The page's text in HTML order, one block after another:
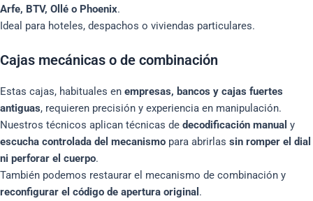
Arfe, BTV, Ollé o Phoenix.
Ideal para hoteles, despachos o viviendas particulares.
Cajas mecánicas o de combinación
Estas cajas, habituales en empresas, bancos y cajas fuertes
antiguas, requieren precisión y experiencia en manipulación.
Nuestros técnicos aplican técnicas de decodificación manual y
escucha controlada del mecanismo para abrirlas sin romper el dial
ni perforar el cuerpo.
También podemos restaurar el mecanismo de combinación y
reconfigurar el código de apertura original .